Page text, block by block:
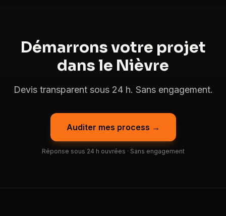
Démarrons votre projet
dans le Nièvre
Devis transparent sous 24 h. Sans engagement.
Auditer mes process →
Réponse sous 24 h ouvrées · Sans engagement